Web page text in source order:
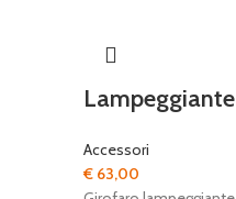
Accessori
€ 63,00